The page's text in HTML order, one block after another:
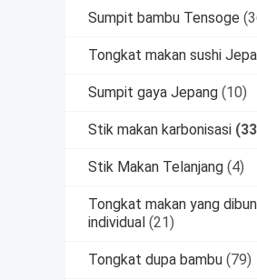
Sumpit bambu Tensoge
Tongkat makan sushi
Sumpit gaya Jepang (10)
Stik makan karbonisasi
Stik Makan Telanjang (4)
Tongkat makan yang
individual (21)
Tongkat dupa bambu (79)